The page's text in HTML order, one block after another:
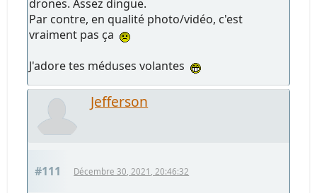
drones. Assez dingue.
Par contre, en qualité photo/vidéo, c'est
vraiment pas ça
J'adore tes méduses volantes
Jefferson
#111 Décembre 30, 2021, 20:46:32